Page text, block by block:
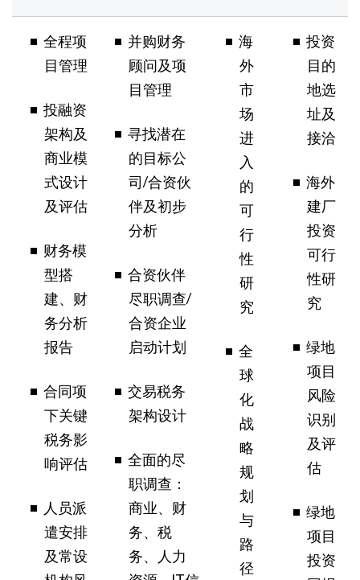
全程项
目管理
投融资
架构及
商业模
式设计
及评估
财务模
型搭
建、财
务分析
报告
合同项
下关键
税务影
响评估
人员派
遣安排
及常设
并购财务
顾问及项
目管理
寻找潜在
的目标公
司/合资伙
伴及初步
分析
合资伙伴
尽职调查/
合资企业
启动计划
交易税务
架构设计
全面的尽
职调查：
商业、财
务、税
务、人力
海
外
市
场
进
入
的
可
行
性
研
究
全
球
化
战
略
规
划
与
路
径
投资
目的
地选
址及
接洽
海外
建厂
投资
可行
性研
究
绿地
项目
风险
识别
及评
估
绿地
项目
投资